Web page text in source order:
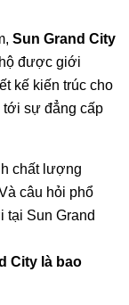
Sun Grand City
được giới
kế kiến trúc cho
tới sự đẳng cấp
chất lượng
câu hỏi phổ
tại Sun Grand
City là bao